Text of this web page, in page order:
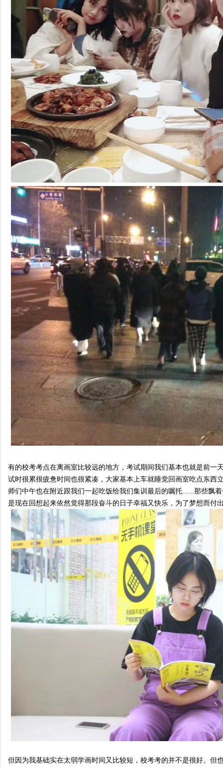
有的校考考点在离画室比较远的地方，考试期间我们基本也就是前一
试时很累很疲惫时间也很紧凑，大家基本上车就睡觉回画室吃点东西
师们中午也在附近跟我们一起吃饭给我们集训最后的嘱托......那些飘
是现在回想起来依然觉得那段奋斗的日子幸福又快乐，为了梦想而付
但因为我基础实在太弱学画时间又比较短，校考考的并不是很好。但